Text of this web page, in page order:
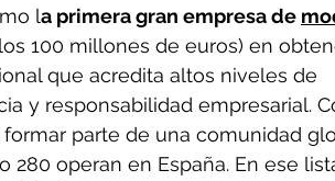
la primera gran empresa de
100 millones de euros) en
que acredita altos niveles de
y responsabilidad empresarial.
parte de una comunidad
280 operan en España. En ese